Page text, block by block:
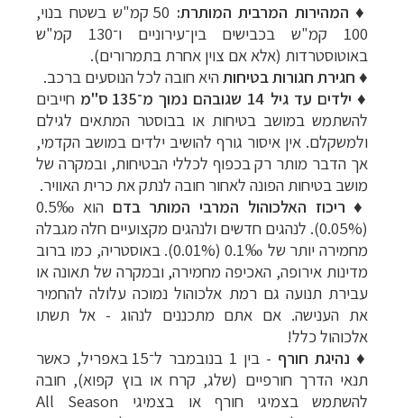
♦ המהירות המרבית המותרת:
50 קמ"ש בשטח בנוי,
100 קמ"ש בכבישים בין־עירוניים ו־130 קמ"ש
באוטוסטרדות (אלא אם צוין אחרת בתמרורים).
♦ חגירת חגורות בטיחותהיא חובה לכל הנוסעים ברכב.
♦ ילדים עד גיל 14 שגובהם נמוך מ־135 ס"מ
חייבים
להשתמש במושב בטיחות או בבוסטר המתאים לגילם
ולמשקלם. אין איסור גורף להושיב ילדים במושב הקדמי,
אך הדבר מותר רק בכפוף לכללי הבטיחות, ובמקרה של
מושב בטיחות הפונה לאחור חובה לנתק את כרית האוויר.
♦ריכוז האלכוהול המרבי המותר בדם
הוא 0.5‰
(0.05%). לנהגים חדשים ולנהגים מקצועיים חלה מגבלה
מחמירה יותר של 0.1‰ (0.01%). באוסטריה, כמו ברוב
מדינות אירופה, האכיפה מחמירה, ובמקרה של תאונה או
עבירת תנועה גם רמת אלכוהול נמוכה עלולה להחמיר
את הענישה. אם אתם מתכננים לנהוג - אל תשתו
אלכוהול כלל!
♦ נהיגת חורף
- בין 1 בנובמבר ל־15 באפריל, כאשר
תנאי הדרך חורפיים (שלג, קרח או בוץ קפוא), חובה
להשתמש בצמיגי חורף או בצמיגי All Season